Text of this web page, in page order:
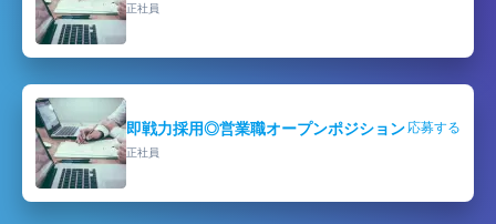
正社員
即戦力採用◎営業職オープンポジション 応募する
正社員